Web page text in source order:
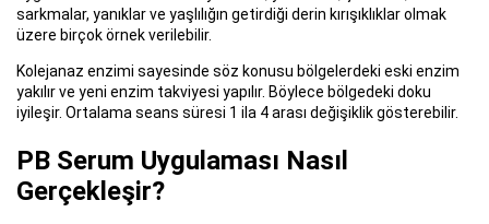
sarkmalar, yanıklar ve yaşlılığın getirdiği derin kırışıklıklar olmak
üzere birçok örnek verilebilir.
Kolejanaz enzimi sayesinde söz konusu bölgelerdeki eski enzim
yakılır ve yeni enzim takviyesi yapılır. Böylece bölgedeki doku
iyileşir. Ortalama seans süresi 1 ila 4 arası değişiklik gösterebilir.
PB Serum Uygulaması Nasıl
Gerçekleşir?